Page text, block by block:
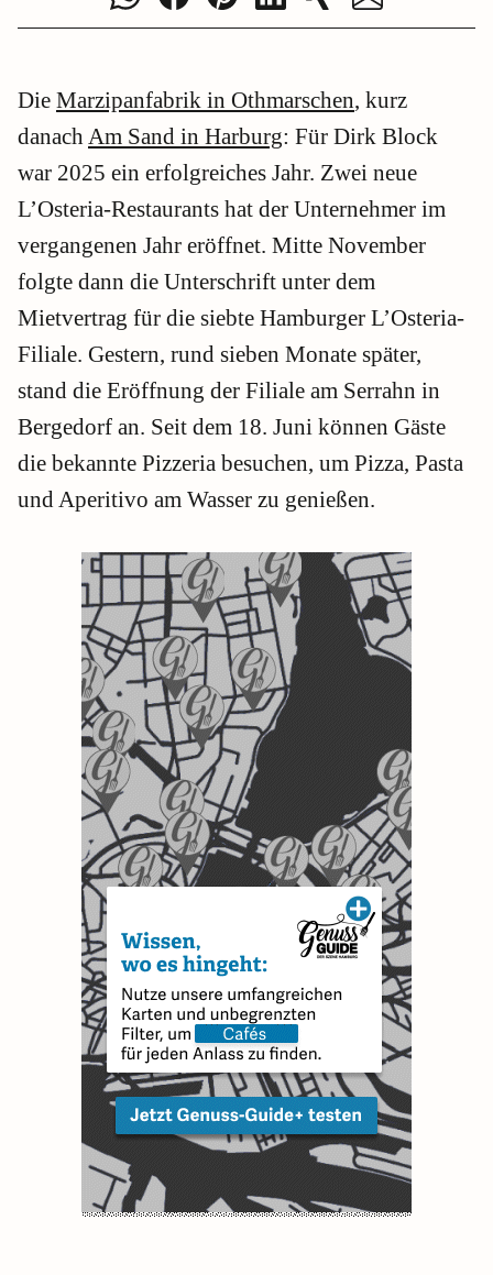
Die Marzipanfabrik in Othmarschen, kurz
danach Am Sand in Harburg: Für Dirk Block
war 2025 ein erfolgreiches Jahr. Zwei neue
L’Osteria-Restaurants hat der Unternehmer im
vergangenen Jahr eröffnet. Mitte November
folgte dann die Unterschrift unter dem
Mietvertrag für die siebte Hamburger L’Osteria-
Filiale. Gestern, rund sieben Monate später,
stand die Eröffnung der Filiale am Serrahn in
Bergedorf an. Seit dem 18. Juni können Gäste
die bekannte Pizzeria besuchen, um Pizza, Pasta
und Aperitivo am Wasser zu genießen.